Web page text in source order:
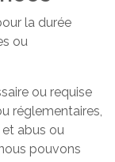
la durée
ou
ou requise
réglementaires,
abus ou
pouvons